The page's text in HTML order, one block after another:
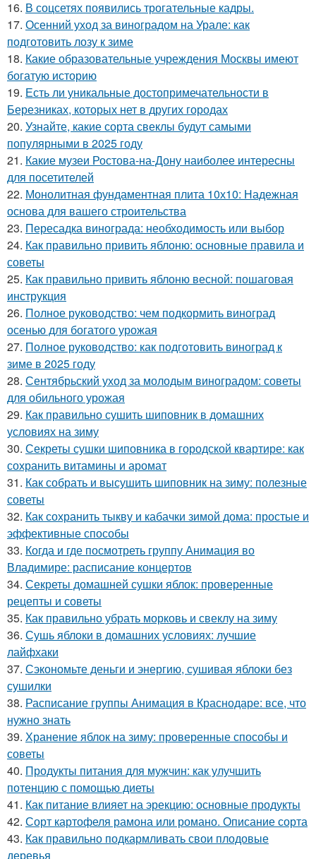
16. В соцсетях появились трогательные кадры.
17. Осенний уход за виноградом на Урале: как
подготовить лозу к зиме
18. Какие образовательные учреждения Москвы имеют
богатую историю
19. Есть ли уникальные достопримечательности в
Березниках, которых нет в других городах
20. Узнайте, какие сорта свеклы будут самыми
популярными в 2025 году
21. Какие музеи Ростова-на-Дону наиболее интересны
для посетителей
22. Монолитная фундаментная плита 10х10: Надежная
основа для вашего строительства
23. Пересадка винограда: необходимость или выбор
24. Как правильно привить яблоню: основные правила и
советы
25. Как правильно привить яблоню весной: пошаговая
инструкция
26. Полное руководство: чем подкормить виноград
осенью для богатого урожая
27. Полное руководство: как подготовить виноград к
зиме в 2025 году
28. Сентябрьский уход за молодым виноградом: советы
для обильного урожая
29. Как правильно сушить шиповник в домашних
условиях на зиму
30. Секреты сушки шиповника в городской квартире: как
сохранить витамины и аромат
31. Как собрать и высушить шиповник на зиму: полезные
советы
32. Как сохранить тыкву и кабачки зимой дома: простые и
эффективные способы
33. Когда и где посмотреть группу Анимация во
Владимире: расписание концертов
34. Секреты домашней сушки яблок: проверенные
рецепты и советы
35. Как правильно убрать морковь и свеклу на зиму
36. Сушь яблоки в домашних условиях: лучшие
лайфхаки
37. Сэкономьте деньги и энергию, сушивая яблоки без
сушилки
38. Расписание группы Анимация в Краснодаре: все, что
нужно знать
39. Хранение яблок на зиму: проверенные способы и
советы
40. Продукты питания для мужчин: как улучшить
потенцию с помощью диеты
41. Как питание влияет на эрекцию: основные продукты
42. Сорт картофеля рамона или романо. Описание сорта
43. Как правильно подкармливать свои плодовые
деревья